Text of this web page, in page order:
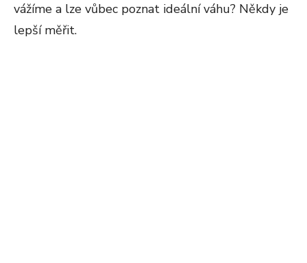
vážíme a lze vůbec poznat ideální váhu? Někdy je
lepší měřit.